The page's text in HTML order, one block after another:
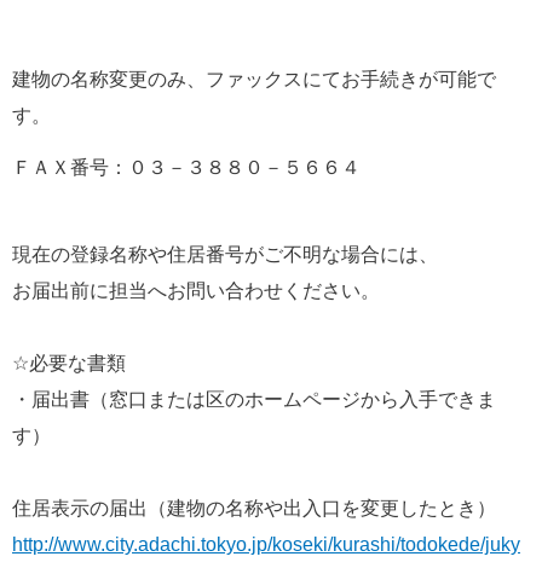
建物の名称変更のみ、ファックスにてお手続きが可能で
す。
ＦＡＸ番号：０３－３８８０－５６６４
現在の登録名称や住居番号がご不明な場合には、
お届出前に担当へお問い合わせください。
☆必要な書類
・届出書（窓口または区のホームページから入手できま
す）
住居表示の届出（建物の名称や出入口を変更したとき）
http://www.city.adachi.tokyo.jp/koseki/kurashi/todokede/juky